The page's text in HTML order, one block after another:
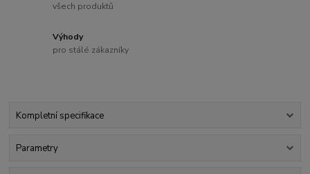
všech produktů
Výhody
pro stálé zákazníky
Kompletní specifikace
Parametry